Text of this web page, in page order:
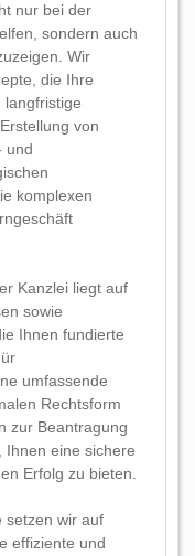
nur bei der
sondern auch
Wir
die Ihre
langfristige
von
und
komplexen
Kanzlei liegt auf
sowie
Ihnen fundierte
umfassende
Rechtsform
zur Beantragung
Ihnen eine sichere
Erfolg zu bieten.
setzen wir auf
effiziente und